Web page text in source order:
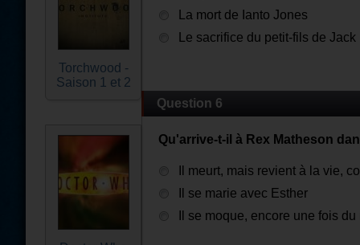
Torchwood -
Saison 1 et 2
La mort de Ianto Jones
Le sacrifice du petit-fils de Jack
Question 6
Qu'arrive-t-il à Rex Matheson
Il meurt, mais revient à la vie,
Il se marie avec Esther
Il se moque, encore une fois